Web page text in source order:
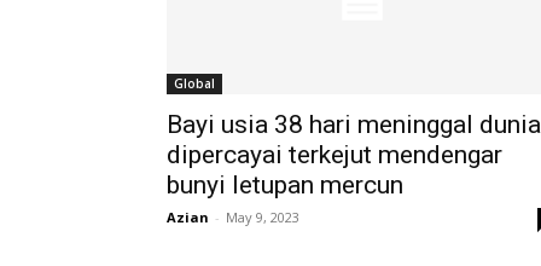
Global
Bayi usia 38 hari meninggal dunia
dipercayai terkejut mendengar
bunyi letupan mercun
Azian - May 9, 2023